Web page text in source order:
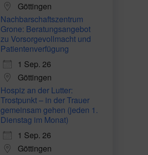
Göttingen
Nachbarschaftszentrum
Grone: Beratungsangebot
zu Vorsorgevollmacht und
Patientenverfügung
1 Sep. 26
Göttingen
Hospiz an der Lutter:
Trostpunkt – in der Trauer
gemeinsam gehen (jeden 1.
Dienstag im Monat)
1 Sep. 26
Göttingen